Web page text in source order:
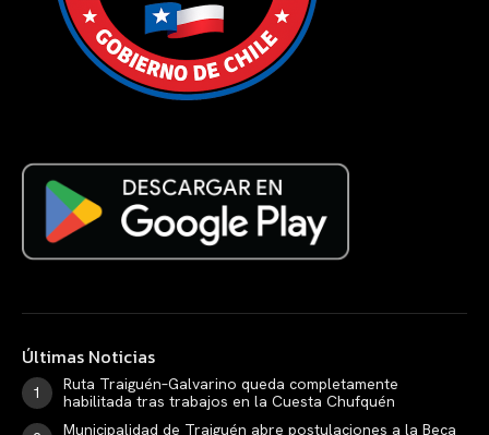
Últimas Noticias
Ruta Traiguén–Galvarino queda completamente
habilitada tras trabajos en la Cuesta Chufquén
Municipalidad de Traiguén abre postulaciones a la Beca